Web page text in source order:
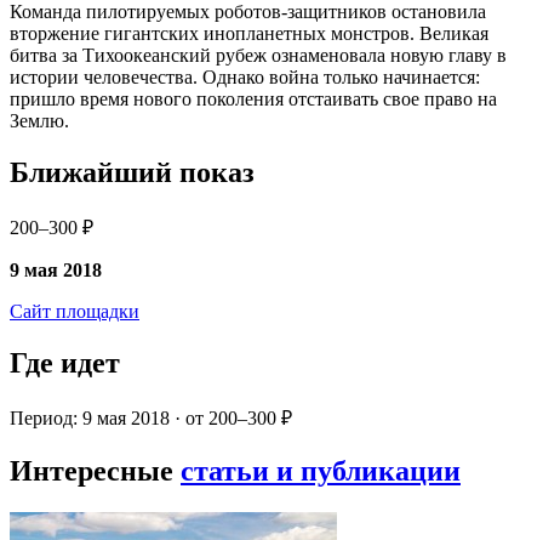
Команда пилотируемых роботов-защитников остановила
вторжение гигантских инопланетных монстров. Великая
битва за Тихоокеанский рубеж ознаменовала новую главу в
истории человечества. Однако война только начинается:
пришло время нового поколения отстаивать свое право на
Землю.
Ближайший показ
200–300 ₽
9 мая 2018
Сайт площадки
Где идет
Период: 9 мая 2018 · от 200–300 ₽
Интересные статьи и публикации